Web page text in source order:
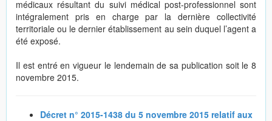
médicaux résultant du suivi médical post-professionnel sont
intégralement pris en charge par la dernière collectivité
territoriale ou le dernier établissement au sein duquel l’agent a
été exposé.
Il est entré en vigueur le lendemain de sa publication soit le 8
novembre 2015.
Décret n° 2015-1438 du 5 novembre 2015 relatif aux